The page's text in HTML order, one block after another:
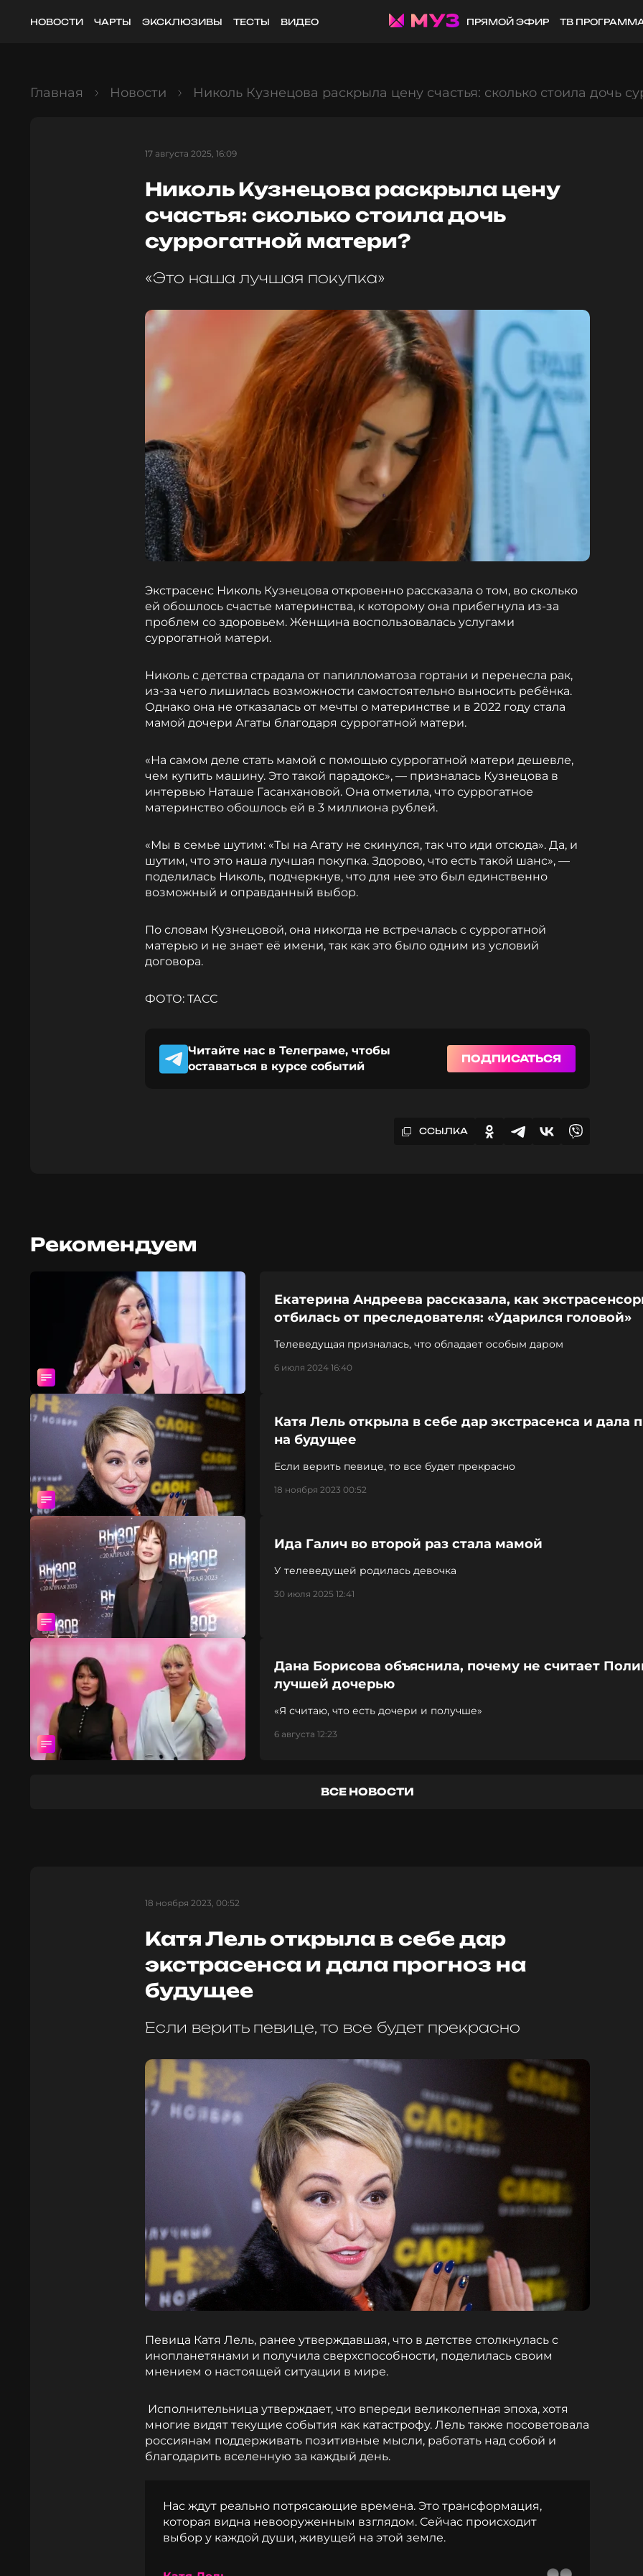
НОВОСТИ ЧАРТЫ ЭКСКЛЮЗИВЫ ТЕСТЫ ВИДЕО ПРЯМОЙ ЭФИР ТВ
Главная Новости Николь Кузнецова раскрыла цену счастья: сколько стоила дочь
17 августа 2025, 16:09
Николь Кузнецова раскрыла цену
счастья: сколько стоила дочь
суррогатной матери?
«Это наша лучшая покупка»
Экстрасенс Николь Кузнецова откровенно рассказала о том, во сколько
ей обошлось счастье материнства, к которому она прибегнула из-за
проблем со здоровьем. Женщина воспользовалась услугами
суррогатной матери.
Николь с детства страдала от папилломатоза гортани и перенесла рак,
из-за чего лишилась возможности самостоятельно выносить ребёнка.
Однако она не отказалась от мечты о материнстве и в 2022 году стала
мамой дочери Агаты благодаря суррогатной матери.
«На самом деле стать мамой с помощью суррогатной матери дешевле,
чем купить машину. Это такой парадокс», — призналась Кузнецова в
интервью Наташе Гасанхановой. Она отметила, что суррогатное
материнство обошлось ей в 3 миллиона рублей.
«Мы в семье шутим: «Ты на Агату не скинулся, так что иди отсюда». Да, и
шутим, что это наша лучшая покупка. Здорово, что есть такой шанс», —
поделилась Николь, подчеркнув, что для нее это был единственно
возможный и оправданный выбор.
По словам Кузнецовой, она никогда не встречалась с суррогатной
матерью и не знает её имени, так как это было одним из условий
договора.
ФОТО: ТАСС
Читайте нас в Телеграме, чтобы
оставаться в курсе событий
ПОДПИСАТЬСЯ
ССЫЛКА
Рекомендуем
Екатерина Андреева рассказала, как
отбилась от преследователя: «Ударился головой»
Телеведущая призналась, что обладает особым даром
6 июля 2024 16:40
Катя Лель открыла в себе дар экстрасенса и дала
на будущее
Если верить певице, то все будет прекрасно
18 ноября 2023 00:52
Ида Галич во второй раз стала мамой
У телеведущей родилась девочка
30 июля 2025 12:41
Дана Борисова объяснила, почему не считает
лучшей дочерью
«Я считаю, что есть дочери и получше»
6 августа 12:23
ВСЕ НОВОСТИ
18 ноября 2023, 00:52
Катя Лель открыла в себе дар
экстрасенса и дала прогноз на
будущее
Если верить певице, то все будет прекрасно
Певица Катя Лель, ранее утверждавшая, что в детстве столкнулась с
инопланетянами и получила сверхспособности, поделилась своим
мнением о настоящей ситуации в мире.
Исполнительница утверждает, что впереди великолепная эпоха, хотя
многие видят текущие события как катастрофу. Лель также посоветовала
россиянам поддерживать позитивные мысли, работать над собой и
благодарить вселенную за каждый день.
Нас ждут реально потрясающие времена. Это трансформация,
которая видна невооруженным взглядом. Сейчас происходит
выбор у каждой души, живущей на этой земле.